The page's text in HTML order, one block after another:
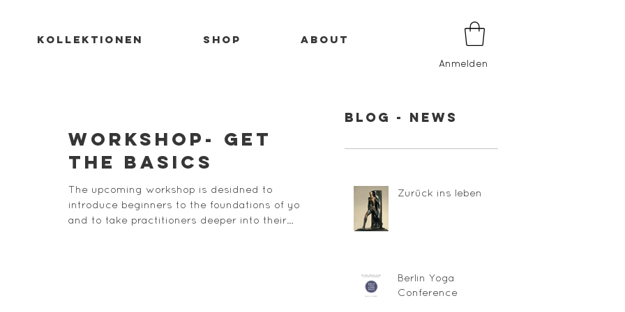
KOLLEKTIONEN SHOP ABOUT
Anmelden
WORKSHOP- Get
the basics
The upcoming workshop is desidned to
introduce beginners to the foundations of yoga
and to take practitioners deeper into their
BLOG - NEWS
Zurück ins leben
Berlin Yoga
Conference